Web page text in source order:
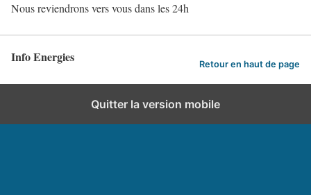
Nous reviendrons vers vous dans les 24h
Info Energies Retour en haut de page
Quitter la version mobile